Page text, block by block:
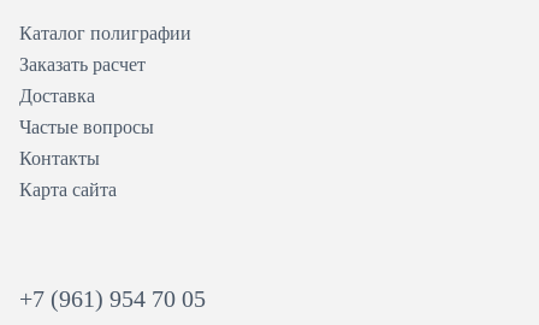
Каталог полиграфии
Заказать расчет
Доставка
Частые вопросы
Контакты
Карта сайта
+7 (961) 954 70 05